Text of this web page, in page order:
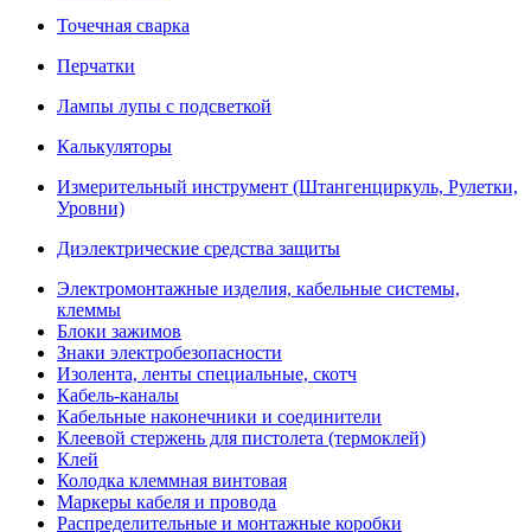
Точечная сварка
Перчатки
Лампы лупы с подсветкой
Калькуляторы
Измерительный инструмент (Штангенциркуль, Рулетки,
Уровни)
Диэлектрические средства защиты
Электромонтажные изделия, кабельные системы,
клеммы
Блоки зажимов
Знаки электробезопасности
Изолента, ленты специальные, скотч
Кабель-каналы
Кабельные наконечники и соединители
Клеевой стержень для пистолета (термоклей)
Клей
Колодка клеммная винтовая
Маркеры кабеля и провода
Распределительные и монтажные коробки